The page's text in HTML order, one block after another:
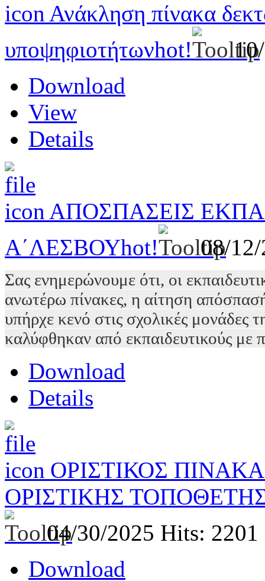
Ανάκληση πίνακα
υποψηφιοτήτωνhot!
Download
View
Details
ΑΠΟΣΠΑΣΕΙΣ
Α΄ΛΕΣΒΟΥhot! 08/
Σας ενημερώνουμε ότι, οι
ανωτέρω πίνακες, η αίτηση
υπήρχε κενό στις σχολικές μονάδες
καλύφθηκαν από εκπαιδευτικούς με
Download
Details
ΟΡΙΣΤΙΚΟΣ
ΟΡΙΣΤΙΚΗΣ
04/30/2025 Hits: 2201
Download